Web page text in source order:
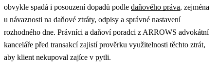
obvykle spadá i posouzení dopadů podle daňového práva, zejména
u návaznosti na daňové ztráty, odpisy a správné nastavení
rozhodného dne. Právníci a daňoví poradci z ARROWS advokátní
kanceláře před transakcí zajistí prověrku využitelnosti těchto ztrát,
aby klient nekupoval zajíce v pytli.